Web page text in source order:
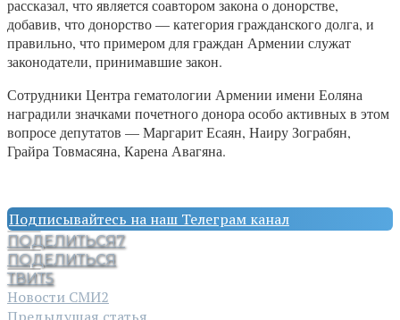
рассказал, что является соавтором закона о донорстве,
добавив, что донорство — категория гражданского долга, и
правильно, что примером для граждан Армении служат
законодатели, принимавшие закон.
Сотрудники Центра гематологии Армении имени Еоляна
наградили значками почетного донора особо активных в этом
вопросе депутатов — Маргарит Есаян, Наиру Зограбян,
Грайра Товмасяна, Карена Авагяна.
Подписывайтесь на наш Телеграм канал
ПОДЕЛИТЬСЯ7
ПОДЕЛИТЬСЯ
ТВИТ5
Новости СМИ2